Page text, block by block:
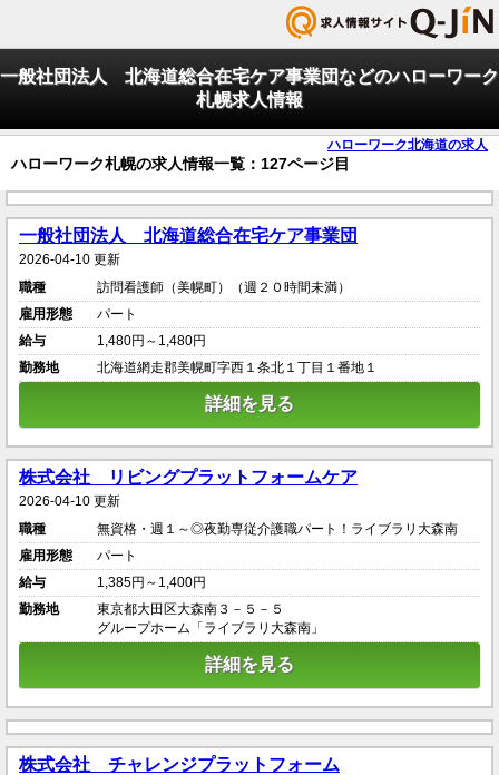
一般社団法人 北海道総合在宅ケア事業団などのハローワーク
札幌求人情報
ハローワーク北海道の求人
ハローワーク札幌の求人情報一覧：127ページ目
一般社団法人 北海道総合在宅ケア事業団
2026-04-10 更新
職種
訪問看護師（美幌町）（週２０時間未満）
雇用形態
パート
給与
1,480円～1,480円
勤務地
北海道網走郡美幌町字西１条北１丁目１番地１
詳細を見る
株式会社 リビングプラットフォームケア
2026-04-10 更新
職種
無資格・週１～◎夜勤専従介護職パート！ライブラリ大森南
雇用形態
パート
給与
1,385円～1,400円
勤務地
東京都大田区大森南３－５－５
グループホーム「ライブラリ大森南」
詳細を見る
株式会社 チャレンジプラットフォーム